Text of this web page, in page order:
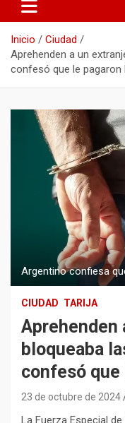
Inicio
Ciudad
Aprehenden a un
confesó que le pagaron
Argentino confiesa
CIUDAD TARIJA
Aprehenden
bloqueaba
confesó que
23 de octubre de 2024